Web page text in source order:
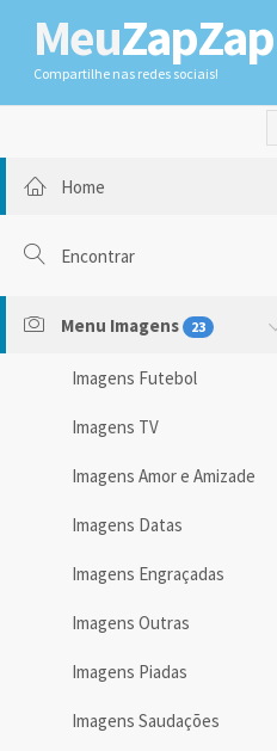
MeuZapZap
Compartilhe nas redes sociais!
Home
Encontrar
Menu Imagens 23
Imagens Futebol
Imagens TV
Imagens Amor e Amizade
Imagens Datas
Imagens Engraçadas
Imagens Outras
Imagens Piadas
Imagens Saudações